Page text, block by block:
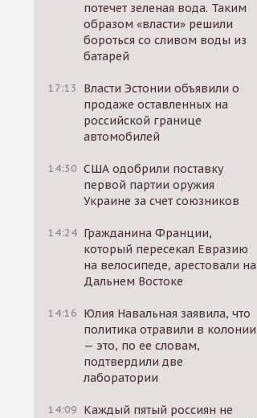
потечет зеленая вода. Таким
образом «власти» решили
бороться со сливом воды из
батарей
17:13
Власти Эстонии объявили о
продаже оставленных на
российской границе
автомобилей
14:30 США одобрили поставку
первой партии оружия
Украине за счет союзников
14:24 Гражданина Франции,
который пересекал Евразию
на велосипеде, арестовали на
Дальнем Востоке
14:16 Юлия Навальная заявила, что
политика отравили в колонии
— это, по ее словам,
подтвердили две
лаборатории
14:09 Каждый пятый россиян не